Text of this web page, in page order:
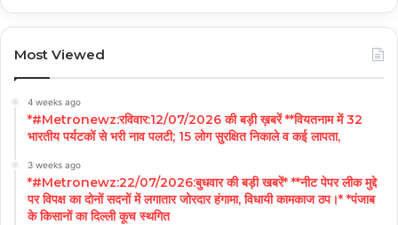
Most Viewed
4 weeks ago
*#Metronewz:रविवार:12/07/2026 की बड़ी ख़बरें **वियतनाम में 32
भारतीय पर्यटकों से भरी नाव पलटी; 15 लोग सुरक्षित निकाले व कई लापता,
3 weeks ago
*#Metronewz:22/07/2026:बुधवार की बड़ी खबरें* **नीट पेपर लीक मुद्दे
पर विपक्ष का दोनों सदनों में लगातार जोरदार हंगामा, विधायी कामकाज ठप।* *पंजाब
के किसानों का दिल्ली कूच स्थगित